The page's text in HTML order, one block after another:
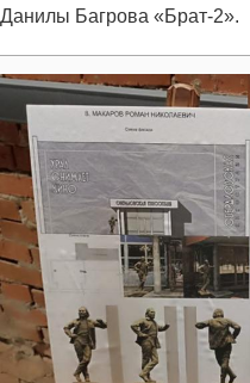
Данилы Багрова «Брат-2».